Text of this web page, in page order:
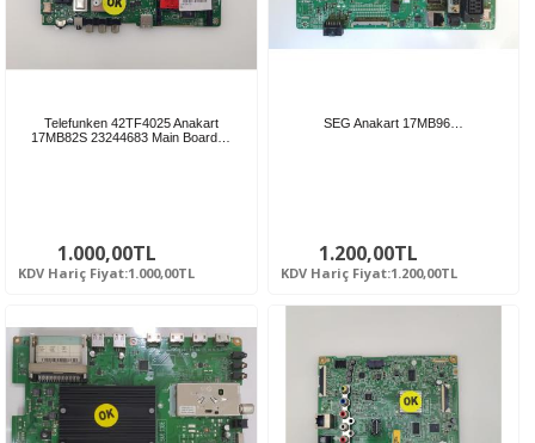
Telefunken 42TF4025 Anakart
17MB82S 23244683 Main Board…
1.000,00TL
KDV Hariç Fiyat:1.000,00TL
SEG Anakart 17MB96…
1.200,00TL
KDV Hariç Fiyat:1.200,00TL